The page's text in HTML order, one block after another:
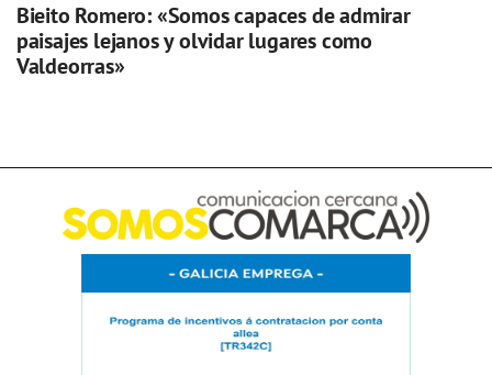
Bieito Romero: «Somos capaces de admirar
paisajes lejanos y olvidar lugares como
Valdeorras»